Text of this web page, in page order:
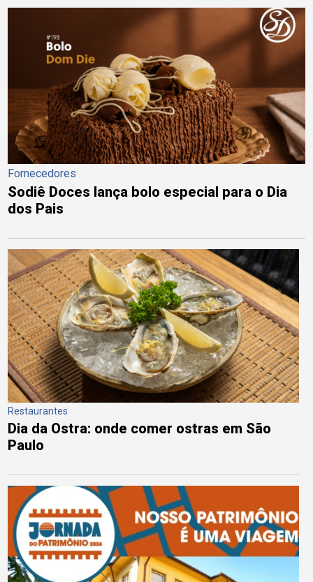
Fornecedores
Sodiê Doces lança bolo especial para o Dia
dos Pais
Restaurantes
Dia da Ostra: onde comer ostras em São
Paulo